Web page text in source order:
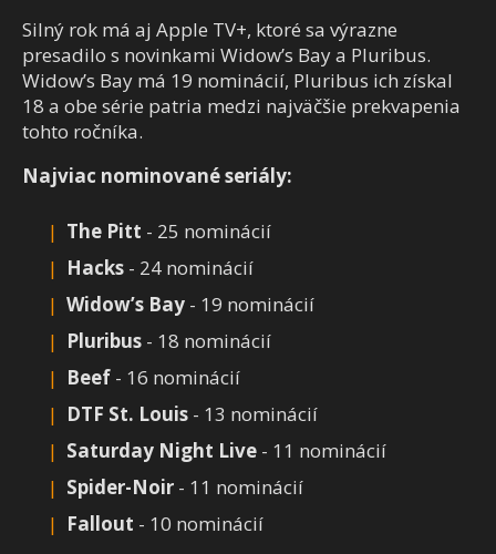
Silný rok má aj Apple TV+, ktoré sa výrazne
presadilo s novinkami Widow’s Bay a Pluribus.
Widow’s Bay má 19 nominácií, Pluribus ich získal
18 a obe série patria medzi najväčšie prekvapenia
tohto ročníka.
Najviac nominované seriály:
The Pitt - 25 nominácií
Hacks - 24 nominácií
Widow’s Bay - 19 nominácií
Pluribus - 18 nominácií
Beef - 16 nominácií
DTF St. Louis - 13 nominácií
Saturday Night Live - 11 nominácií
Spider-Noir - 11 nominácií
Fallout - 10 nominácií